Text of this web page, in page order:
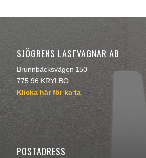
SJÖGRENS LASTVAGNAR AB
Brunnbäcksvägen 150
775 96 KRYLBO
Klicka här för karta
POSTADRESS